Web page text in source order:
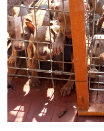
LE
ALTRE
TESTATE
PRIVACY